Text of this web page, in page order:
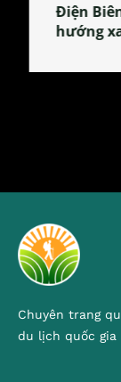
Làng
tỏa đặc
Chuyên trang
du lịch quốc gia